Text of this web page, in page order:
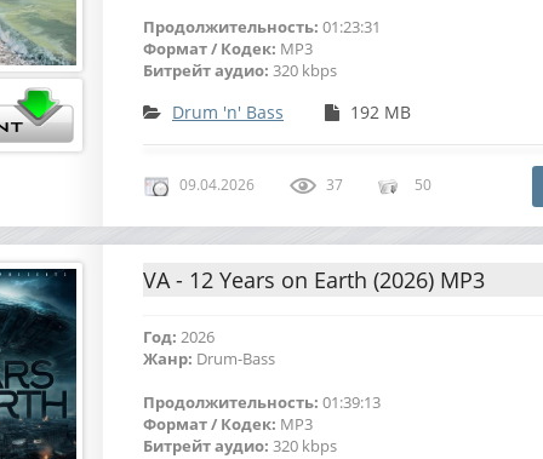
Продолжительность: 01:23:31
Формат / Кодек: MP3
Битрейт аудио: 320 kbps
Drum 'n' Bass 192 MB
09.04.2026 37 50
VA - 12 Years on Earth (2026) MP3
Год: 2026
Жанр: Drum-Bass
Продолжительность: 01:39:13
Формат / Кодек: MP3
Битрейт аудио: 320 kbps